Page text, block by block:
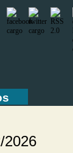
2026